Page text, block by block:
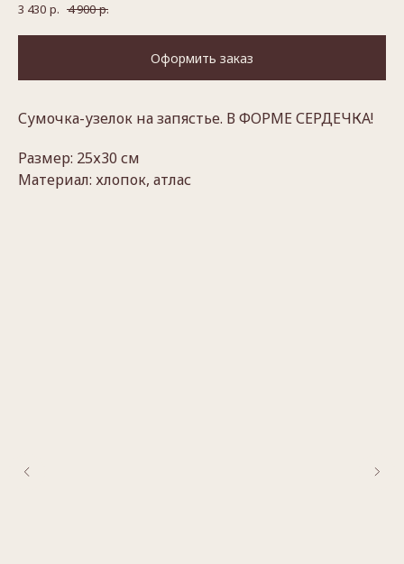
3 430 р. 4 900 р.
Оформить заказ
Сумочка-узелок на запястье. В ФОРМЕ СЕРДЕЧКА!
Размер: 25х30 см
Материал: хлопок, атлас